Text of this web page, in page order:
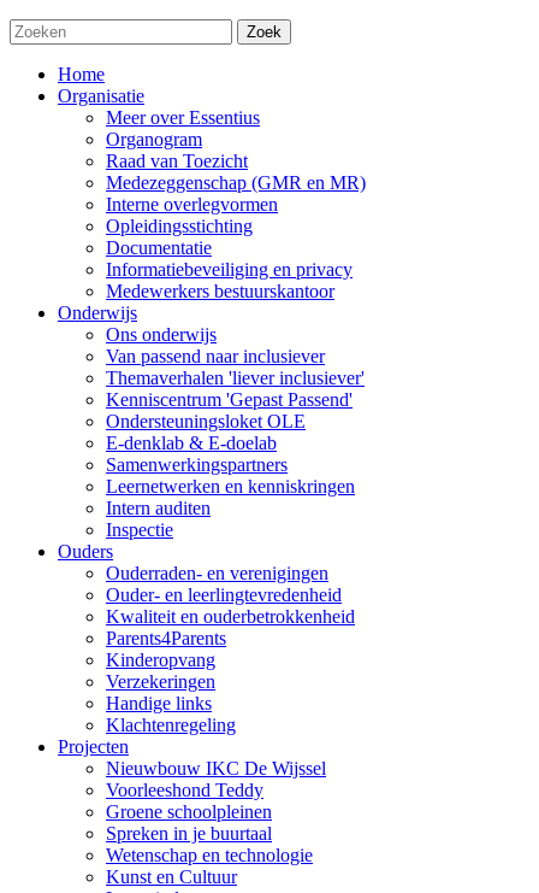
Zoek
Home
Organisatie
Meer over Essentius
Organogram
Raad van Toezicht
Medezeggenschap (GMR en MR)
Interne overlegvormen
Opleidingsstichting
Documentatie
Informatiebeveiliging en privacy
Medewerkers bestuurskantoor
Onderwijs
Ons onderwijs
Van passend naar inclusiever
Themaverhalen 'liever inclusiever'
Kenniscentrum 'Gepast Passend'
Ondersteuningsloket OLE
E-denklab & E-doelab
Samenwerkingspartners
Leernetwerken en kenniskringen
Intern auditen
Inspectie
Ouders
Ouderraden- en verenigingen
Ouder- en leerlingtevredenheid
Kwaliteit en ouderbetrokkenheid
Parents4Parents
Kinderopvang
Verzekeringen
Handige links
Klachtenregeling
Projecten
Nieuwbouw IKC De Wijssel
Voorleeshond Teddy
Groene schoolpleinen
Spreken in je buurtaal
Wetenschap en technologie
Kunst en Cultuur